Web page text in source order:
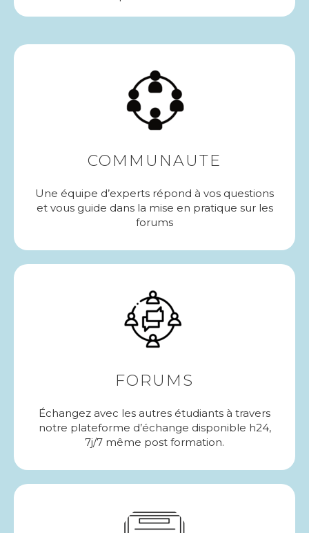
COMMUNAUTE
Une équipe d’experts répond à vos questions
et vous guide dans la mise en pratique sur les
forums
FORUMS
Échangez avec les autres étudiants à travers
notre plateforme d’échange disponible h24,
7j/7 même post formation.